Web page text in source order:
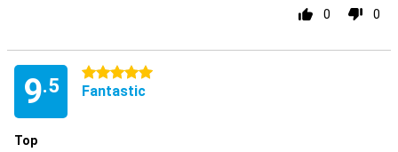
0 0
9.5
5 stars
Fantastic
Top